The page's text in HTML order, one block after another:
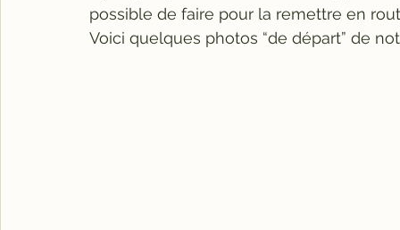
possible de faire pour la remettre en
Voici quelques photos “de départ” de